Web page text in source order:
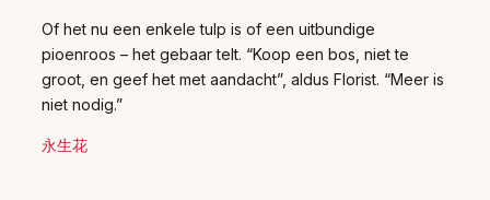
Of het nu een enkele tulp is of een uitbundige
pioenroos – het gebaar telt. “Koop een bos, niet te
groot, en geef het met aandacht”, aldus Florist. “Meer is
niet nodig.”
永生花